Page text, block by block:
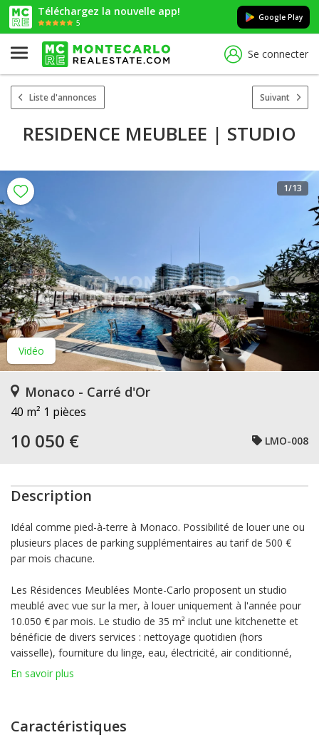
Téléchargez la nouvelle app!
5
Google Play
Se connecter
Liste d'annonces Suivant
RESIDENCE MEUBLEE | STUDIO
Vidéo
1/13
Monaco - Carré d'Or
40 m² 1 pièces
10 050 € LMO-008
Description
Idéal comme pied-à-terre à Monaco. Possibilité de louer une ou
plusieurs places de parking supplémentaires au tarif de 500 €
par mois chacune.
Les Résidences Meublées Monte-Carlo proposent un studio
meublé avec vue sur la mer, à louer uniquement à l'année pour
10.050 € par mois. Le studio de 35 m² inclut une kitchenette et
bénéficie de divers services : nettoyage quotidien (hors
vaisselle), fourniture du linge, eau, électricité, air conditionné,
assurance multirisque, abonnement TV, et Wi-Fi gratuit. Les
résidents ont accès à la piscine, au fitness et au solarium, avec
carte de séjour.
En savoir plus
Caractéristiques